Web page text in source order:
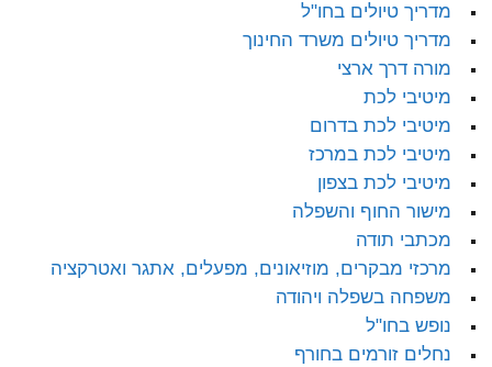
מדריך טיולים בחו"ל
מדריך טיולים משרד החינוך
מורה דרך ארצי
מיטיבי לכת
מיטיבי לכת בדרום
מיטיבי לכת במרכז
מיטיבי לכת בצפון
מישור החוף והשפלה
מכתבי תודה
מרכזי מבקרים, מוזיאונים, מפעלים, אתגר ואטרקציה
משפחה בשפלה ויהודה
נופש בחו"ל
נחלים זורמים בחורף